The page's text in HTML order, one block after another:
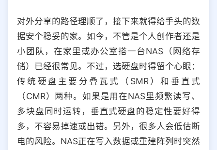
对外分享的路径理顺了，接下来就得给手头的数
据安个稳妥的家。如今，不管是个人创作者还是
小团队，在家里或办公室搭一台NAS（网络存
储）已经很常见。不过，选硬盘时得留个心眼：
传统硬盘主要分叠瓦式（SMR）和垂直式
（CMR）两种。如果是用在NAS里频繁读写、
多块盘同时运转，垂直式硬盘的稳定性要好得
多，不容易掉速或出错。另外，很多人会低估断
电的风险。NAS正在写入数据或重建阵列时突然